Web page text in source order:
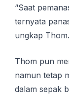
“Saat
ternyata
ungkap Thom.
Thom pun
namun tetap
dalam sepak